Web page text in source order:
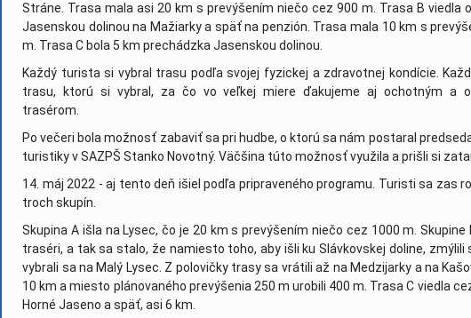
24.9.2020| 26. september 2020
16.6.2020
| 18. jún 2020
máj 2020
| 18. máj 2020
| 26. marec 2020
| 25. marec 2020
zrušený! | 29. január 2020
2020 odložené!!!| 29. január 2020
oznam
výročie založenia SAZPŠ| 23. december 2019
SR v aplikovanom stolnom tenise| 27. november 2019
športe zdravotne znevýhodnených na Slovensku - REGISTRÁCIA TU| 30.
Stráne. Trasa mala asi 20 km s prevýšením niečo cez 900 m. Trasa B viedla
Jasenskou dolinou na Mažiarky a späť na penzión. Trasa mala 10 km s
m. Trasa C bola 5 km prechádzka Jasenskou dolinou.
Každý turista si vybral trasu podľa svojej fyzickej a zdravotnej kondície.
trasu, ktorú si vybral, za čo vo veľkej miere ďakujeme aj ochotným a
trasérom.
Po večeri bola možnosť zabaviť sa pri hudbe, o ktorú sa nám postaral
turistiky v SAZPŠ Stanko Novotný. Väčšina túto možnosť využila a prišli si
14. máj 2022 - aj tento deň išiel podľa pripraveného programu. Turisti sa zas
troch skupín.
Skupina A išla na Lysec, čo je 20 km s prevýšením niečo cez 1000 m. Skupine
traséri, a tak sa stalo, že namiesto toho, aby išli ku Slávkovskej doline, zmýlili
vybrali sa na Malý Lysec. Z polovičky trasy sa vrátili až na Medzijarky a na
10 km a miesto plánovaného prevýšenia 250 m urobili 400 m. Trasa C viedla
Horné Jaseno a späť, asi 6 km.